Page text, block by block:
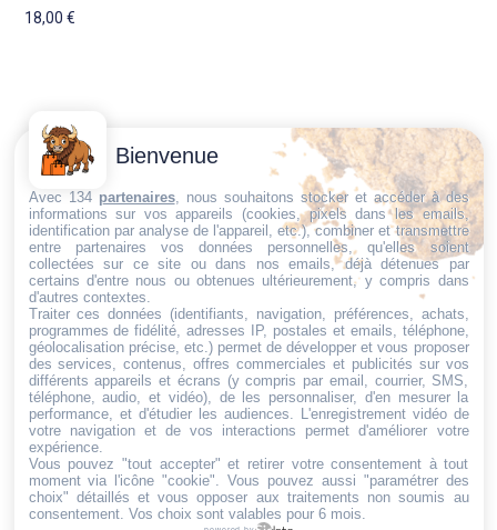
18,00€
Trouvez ce qu'il vous faut,
au bon endroit
Conditions
générales
de vente
Politique de
cookies
Politique de
confidentialité
Mentions
légales
Conditions de
retour et de
remboursement
Droit de
rétractation
Contactez-
Nous
Email:
dt@sasbms.fr
Bienvenue
Avec 134 partenaires, nous souhaitons stocker et accéder à des
informations sur vos appareils (cookies, pixels dans les emails,
identification par analyse de l'appareil, etc.), combiner et transmettre
entre partenaires vos données personnelles, qu'elles soient
collectées sur ce site ou dans nos emails, déjà détenues par
certains d'entre nous ou obtenues ultérieurement, y compris dans
d'autres contextes.
Traiter ces données (identifiants, navigation, préférences, achats,
programmes de fidélité, adresses IP, postales et emails, téléphone,
géolocalisation précise, etc.) permet de développer et vous proposer
des services, contenus, offres commerciales et publicités sur vos
différents appareils et écrans (y compris par email, courrier, SMS,
téléphone, audio, et vidéo), de les personnaliser, d'en mesurer la
performance, et d'étudier les audiences. L'enregistrement vidéo de
votre navigation et de vos interactions permet d'améliorer votre
expérience.
Vous pouvez "tout accepter" et retirer votre consentement à tout
moment via l'icône "cookie" . Vous pouvez aussi "paramétrer des
choix" détaillés et vous opposer aux traitements non soumis au
consentement. Vos choix sont valables pour 6 mois.